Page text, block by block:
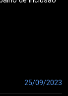
25/09/2023